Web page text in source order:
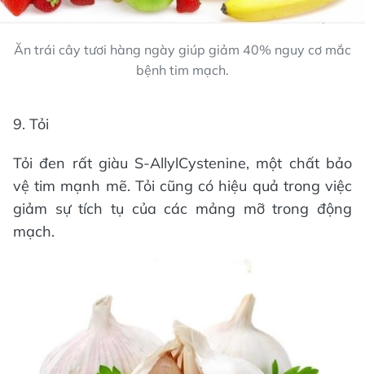
Ăn trái cây tươi hàng ngày giúp giảm 40% nguy cơ mắc
bệnh tim mạch.
9. Tỏi
Tỏi đen rất giàu S-AllylCystenine, một chất bảo
vệ tim mạnh mẽ. Tỏi cũng có hiệu quả trong việc
giảm sự tích tụ của các mảng mỡ trong động
mạch.